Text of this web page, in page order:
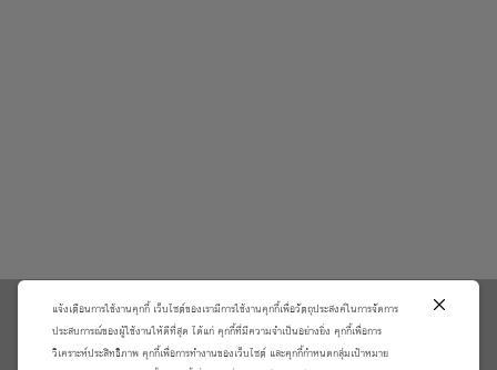
\
เกี่ยวกับเรา วิธีการสั่งซื้อสินค้าและการรับประกันสินค้า
แจ้งเตือนการใช้งานคุกกี้ เว็บไซต์ของเรามีการใช้งานคุกกี้เพื่อวัตถุประสงค์ในการจัดการ
ประสบการณ์ของผู้ใช้งานให้ดีที่สุด ได้แก่ คุกกี้ที่มีความจำเป็นอย่างยิ่ง คุกกี้เพื่อการ
วิเคราะห์ประสิทธิภาพ คุกกี้เพื่อการทำงานของเว็บไซต์ และคุกกี้กำหนดกลุ่มเป้าหมาย